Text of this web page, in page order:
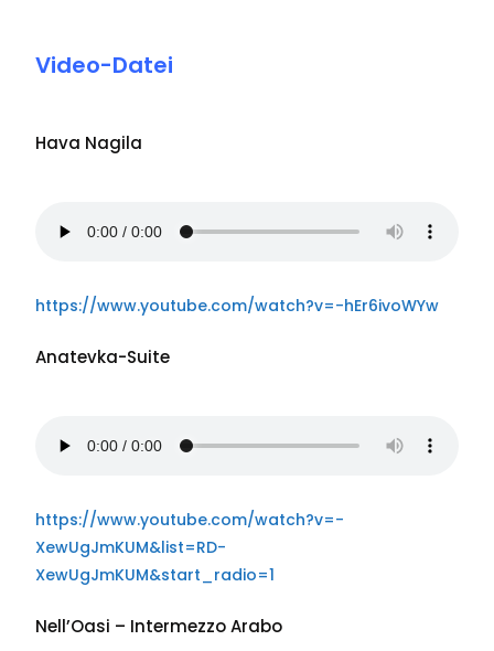
Video-Datei
Hava Nagila
https://www.youtube.com/watch?v=-hEr6ivoWYw
Anatevka-Suite
https://www.youtube.com/watch?v=-
XewUgJmKUM&list=RD-
XewUgJmKUM&start_radio=1
Nell’Oasi – Intermezzo Arabo